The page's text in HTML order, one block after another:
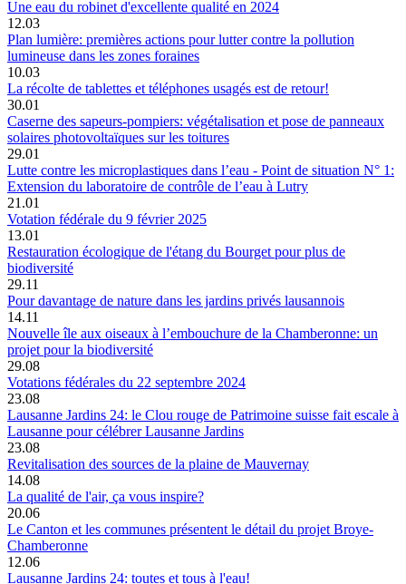
Une eau du robinet d'excellente qualité en 2024
12.03
Plan lumière: premières actions pour lutter contre la pollution
lumineuse dans les zones foraines
10.03
La récolte de tablettes et téléphones usagés est de retour!
30.01
Caserne des sapeurs-pompiers: végétalisation et pose de panneaux
solaires photovoltaïques sur les toitures
29.01
Lutte contre les microplastiques dans l’eau - Point de situation N° 1:
Extension du laboratoire de contrôle de l’eau à Lutry
21.01
Votation fédérale du 9 février 2025
13.01
Restauration écologique de l'étang du Bourget pour plus de
biodiversité
29.11
Pour davantage de nature dans les jardins privés lausannois
14.11
Nouvelle île aux oiseaux à l’embouchure de la Chamberonne: un
projet pour la biodiversité
29.08
Votations fédérales du 22 septembre 2024
23.08
Lausanne Jardins 24: le Clou rouge de Patrimoine suisse fait escale à
Lausanne pour célébrer Lausanne Jardins
23.08
Revitalisation des sources de la plaine de Mauvernay
14.08
La qualité de l'air, ça vous inspire?
20.06
Le Canton et les communes présentent le détail du projet Broye-
Chamberonne
12.06
Lausanne Jardins 24: toutes et tous à l'eau!